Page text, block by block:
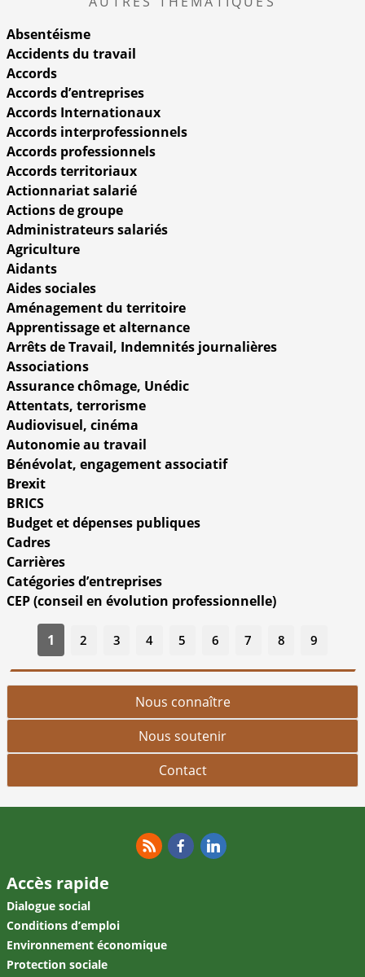
Absentéisme
Accidents du travail
Accords
Accords d’entreprises
Accords Internationaux
Accords interprofessionnels
Accords professionnels
Accords territoriaux
Actionnariat salarié
Actions de groupe
Administrateurs salariés
Agriculture
Aidants
Aides sociales
Aménagement du territoire
Apprentissage et alternance
Arrêts de Travail, Indemnités journalières
Associations
Assurance chômage, Unédic
Attentats, terrorisme
Audiovisuel, cinéma
Autonomie au travail
Bénévolat, engagement associatif
Brexit
BRICS
Budget et dépenses publiques
Cadres
Carrières
Catégories d’entreprises
CEP (conseil en évolution professionnelle)
1 2 3 4 5 6 7 8 9
Nous connaître
Nous soutenir
Contact
Accès rapide
Dialogue social
Conditions d’emploi
Environnement économique
Protection sociale